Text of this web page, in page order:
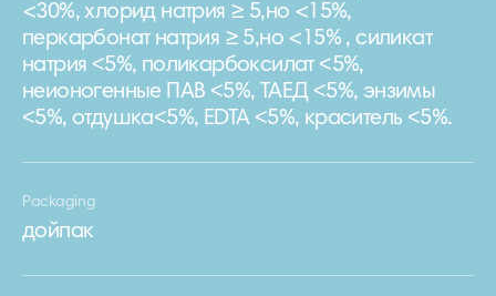
<30%, хлорид натрия ≥ 5,но <15%,
перкарбонат натрия ≥ 5,но <15% , силикат
натрия ˂5%, поликарбоксилат ˂5%,
неионогенные ПАВ ˂5%, ТАЕД ˂5%, энзимы
˂5%, отдушка˂5%, EDTA ˂5%, краситель ˂5%.
Packaging
дойпак